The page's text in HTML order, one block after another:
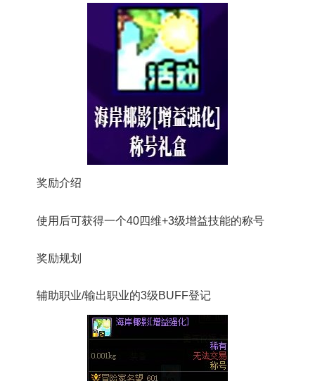
奖励介绍
使用后可获得一个40四维+3级增益技能的称号
奖励规划
辅助职业/输出职业的3级BUFF登记